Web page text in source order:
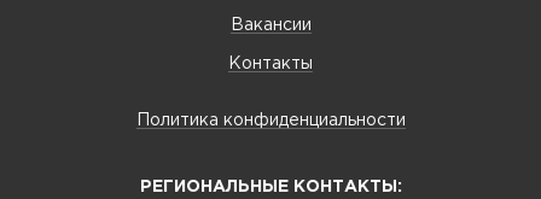
Вакансии
Контакты
Политика конфиденциальности
РЕГИОНАЛЬНЫЕ КОНТАКТЫ: